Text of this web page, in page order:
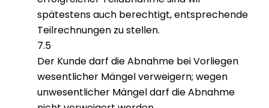
spätestens auch berechtigt, entsprechende
Teilrechnungen zu stellen.
7.5
Der Kunde darf die Abnahme bei Vorliegen
wesentlicher Mängel verweigern; wegen
unwesentlicher Mängel darf die Abnahme